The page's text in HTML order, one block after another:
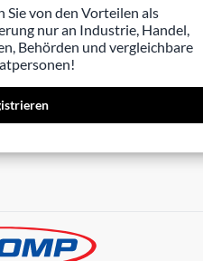
Sie von den Vorteilen als
nur an Industrie, Handel,
Behörden und vergleichbare